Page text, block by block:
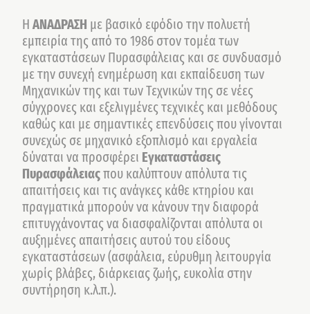
Η ΑΝΑΔΡΑΣΗ με βασικό εφόδιο την πολυετή
εμπειρία της από το 1986 στον τομέα των
εγκαταστάσεων Πυρασφάλειας και σε συνδυασμό
με την συνεχή ενημέρωση και εκπαίδευση των
Μηχανικών της και των Τεχνικών της σε νέες
σύγχρονες και εξελιγμένες τεχνικές και μεθόδους
καθώς και με σημαντικές επενδύσεις που γίνονται
συνεχώς σε μηχανικό εξοπλισμό και εργαλεία
δύναται να προσφέρει Εγκαταστάσεις
Πυρασφάλειαςπου καλύπτουν απόλυτα τις
απαιτήσεις και τις ανάγκες κάθε κτηρίου και
πραγματικά μπορούν να κάνουν την διαφορά
επιτυγχάνοντας να διασφαλίζονται απόλυτα οι
αυξημένες απαιτήσεις αυτού του είδους
εγκαταστάσεων (ασφάλεια, εύρυθμη λειτουργία
χωρίς βλάβες, διάρκειας ζωής, ευκολία στην
συντήρηση κ.λ.π.).